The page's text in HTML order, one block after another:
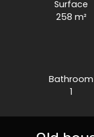
Surface
258 m²
Bathroom
1